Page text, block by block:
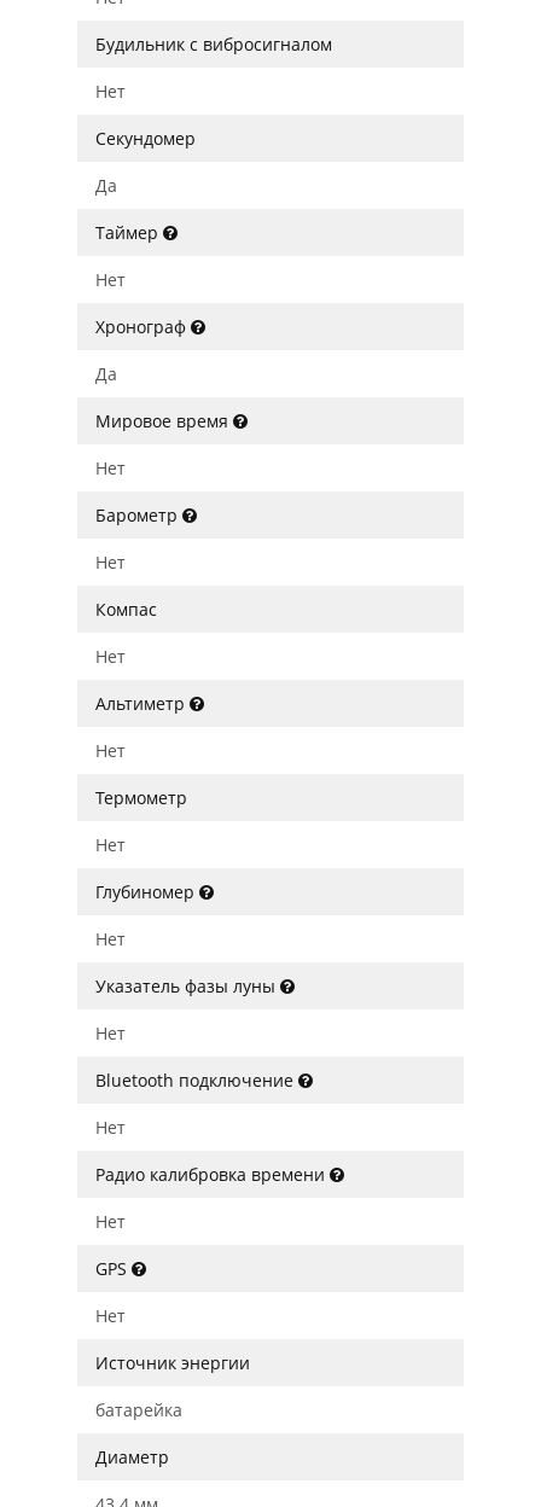
Будильник с вибросигналом
Нет
Секундомер
Да
Таймер
Нет
Хронограф
Да
Мировое время
Нет
Барометр
Нет
Компас
Нет
Альтиметр
Нет
Термометр
Нет
Глубиномер
Нет
Указатель фазы луны
Нет
Bluetooth подключение
Нет
Радио калибровка времени
Нет
GPS
Нет
Источник энергии
батарейка
Диаметр